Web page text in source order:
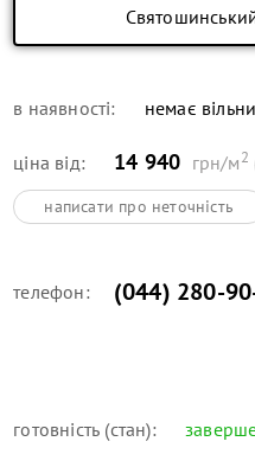
в наявності: немає
ціна від: 14 940 грн/м2
написати про неточність
телефон: (044) 280-
готовність (стан):